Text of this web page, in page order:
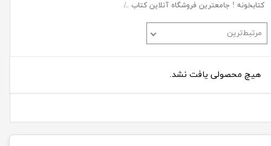
کتابخونه ! جامعترین فروشگاه آنلاین کتاب
مرتبط‌ترین
هیچ محصولی یافت نشد.